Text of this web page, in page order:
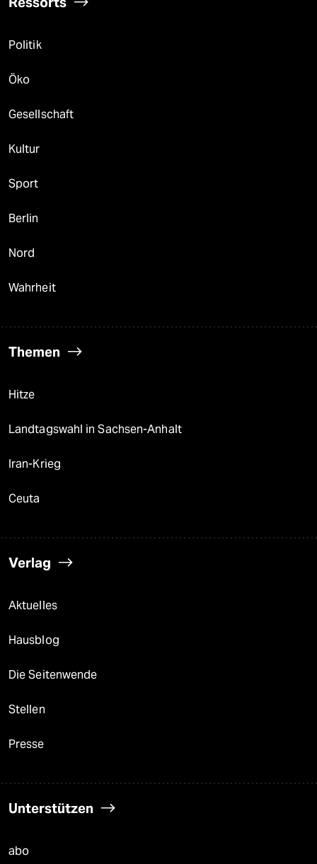
Politik
Öko
Gesellschaft
Kultur
Sport
Berlin
Nord
Wahrheit
Themen
Hitze
Landtagswahl in Sachsen-Anhalt
Iran-Krieg
Ceuta
Verlag
Aktuelles
Hausblog
Die Seitenwende
Stellen
Presse
Unterstützen
abo